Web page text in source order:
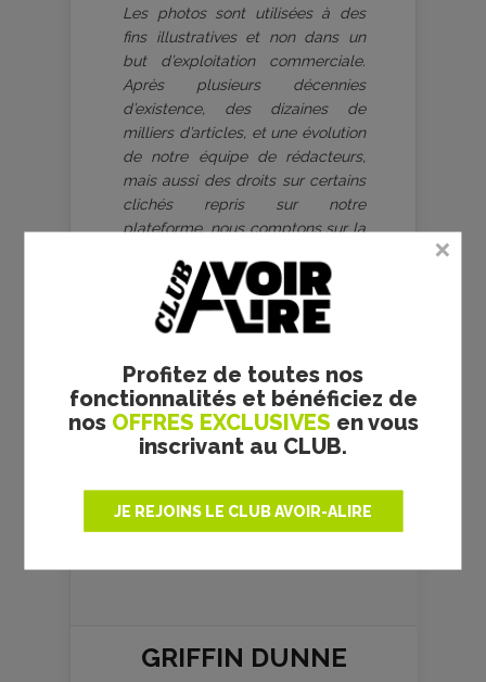
Profitez de toutes nos
fonctionnalités et bénéficiez de
nos OFFRES EXCLUSIVES en vous
inscrivant au CLUB.
JE REJOINS LE CLUB AVOIR-ALIRE
Les photos sont utilisées à des
fins illustratives et non dans un
but d’exploitation commerciale.
Après plusieurs décennies
d’existence, des dizaines de
milliers d’articles, et une évolution
de notre équipe de rédacteurs,
mais aussi des droits sur certains
clichés repris sur notre
plateforme, nous comptons sur la
chaque lecteur - anonyme,
distributeur, attaché de presse,
artiste, photographe. Ayez la
Michel, rédacteur en chef, si
certaines photographies ne sont
pas ou ne sont plus utilisables, si
les crédits doivent être modifiés
à retirer toutes photos litigieuses.
Merci pour votre compréhension.
GRIFFIN DUNNE